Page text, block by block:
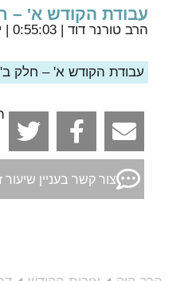
עבודת הקודש א' –
הרב טורנר דוד
עבודת הקודש א' – חלק ב'
צור קשר בעניין שיעור